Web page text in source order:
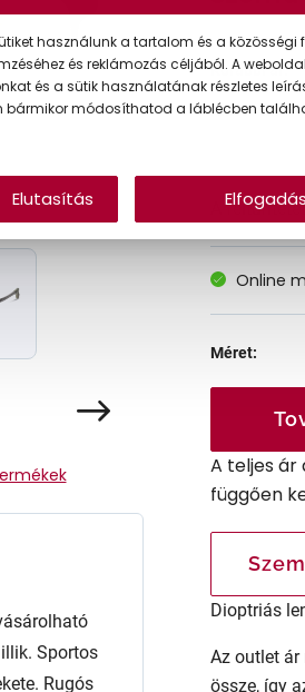
Sportos
Rugós
Korábbi ár:
Akciós ár:
A
Online
Méret:
A teljes
függően
Dioptriás
Az outlet ár
össze, így
használunk a tartalom és a közösségi
és reklámozás céljából. A
és a sütik használatának részletes
módosíthatod a láblécben
Elutasítás Elfogadás